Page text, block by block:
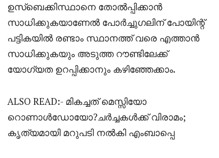
‎ഉസ്ബെക്കിസ്ഥാനെ തോൽപ്പിക്കാൻ
സാധിക്കുകയാണേൽ പോർച്ചുഗലിന് പോയിന്റ്
പട്ടികയിൽ രണ്ടാം സ്ഥാനത്ത് വരെ എത്താൻ
സാധിക്കുകയും അടുത്ത റൗണ്ടിലേക്ക്
യോഗ്യത ഉറപ്പിക്കാനും കഴിഞ്ഞേക്കാം.
ALSO READ:- മികച്ചത് മെസ്സിയോ
റൊണാൾഡോയോ?ചർച്ചകൾക്ക് വിരാമം;
കൃത്യമായി മറുപടി നൽകി എംബാപ്പെ